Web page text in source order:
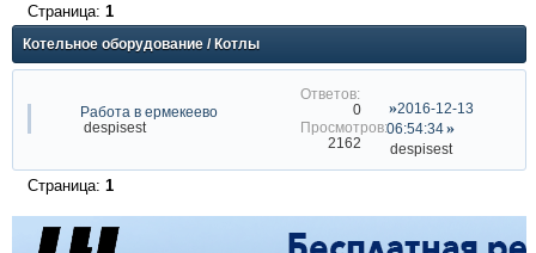
Котельное оборудование / Котлы
Страница: 1
Работа в ермекеево
despisest
0
2162
2016-12-13
06:54:34
despisest
Страница: 1